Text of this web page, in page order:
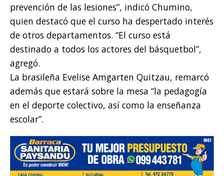
prevención de las lesiones”, indicó Chumino,
quien destacó que el curso ha despertado interés
de otros departamentos. “El curso está
destinado a todos los actores del básquetbol”,
agregó.
La brasileña Evelise Amgarten Quitzau, remarcó
además que estará sobre la mesa “la pedagogía
en el deporte colectivo, así como la enseñanza
escolar”.